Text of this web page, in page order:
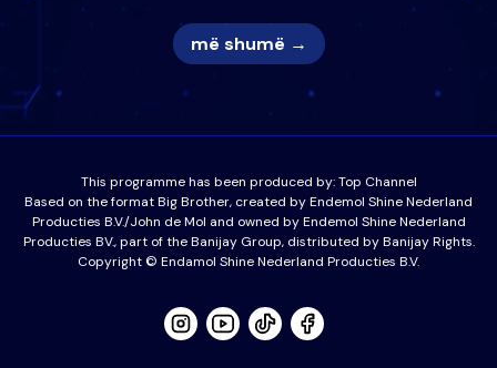
më shumë →
This programme has been produced by:Top Channel
Based on the format Big Brother, created by Endemol Shine Nederland
Producties B.V./John de Mol and owned by Endemol Shine Nederland
Producties BV., part of the Banijay Group, distributed by Banijay Rights.
Copyright © Endamol Shine Nederland Producties B.V.